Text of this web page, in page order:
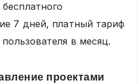
7 дней, платный тариф
в месяц.
проектами